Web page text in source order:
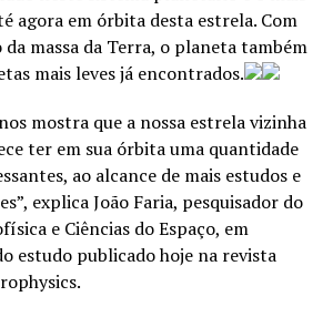
agora em órbita desta estrela. Com
massa da Terra, o planeta também
mais leves já encontrados.
mostra que a nossa estrela vizinha
ter em sua órbita uma quantidade
ao alcance de mais estudos e
explica João Faria, pesquisador do
e Ciências do Espaço, em
estudo publicado hoje na revista